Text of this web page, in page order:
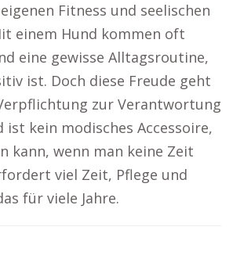
Fitness und seelischen
einem Hund kommen oft
eine gewisse Alltagsroutine,
ist. Doch diese Freude geht
zur Verantwortung
ist kein modisches Accessoire,
kann, wenn man keine Zeit
viel Zeit, Pflege und
für viele Jahre.